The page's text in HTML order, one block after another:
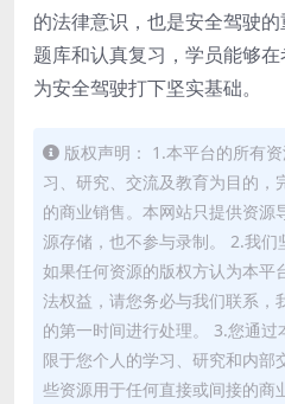
的法律意识，也是安全驾驶
题库和认真复习，学员能够
为安全驾驶打下坚实基础。
版权声明： 1.本平台的所有
习、研究、交流及教育为目的，
的商业销售。本网站只提供资源
源存储，也不参与录制。 2.我们
如果任何资源的版权方认为本平
法权益，请您务必与我们联系，
的第一时间进行处理。 3.您通
限于您个人的学习、研究和内部
些资源用于任何直接或间接的商